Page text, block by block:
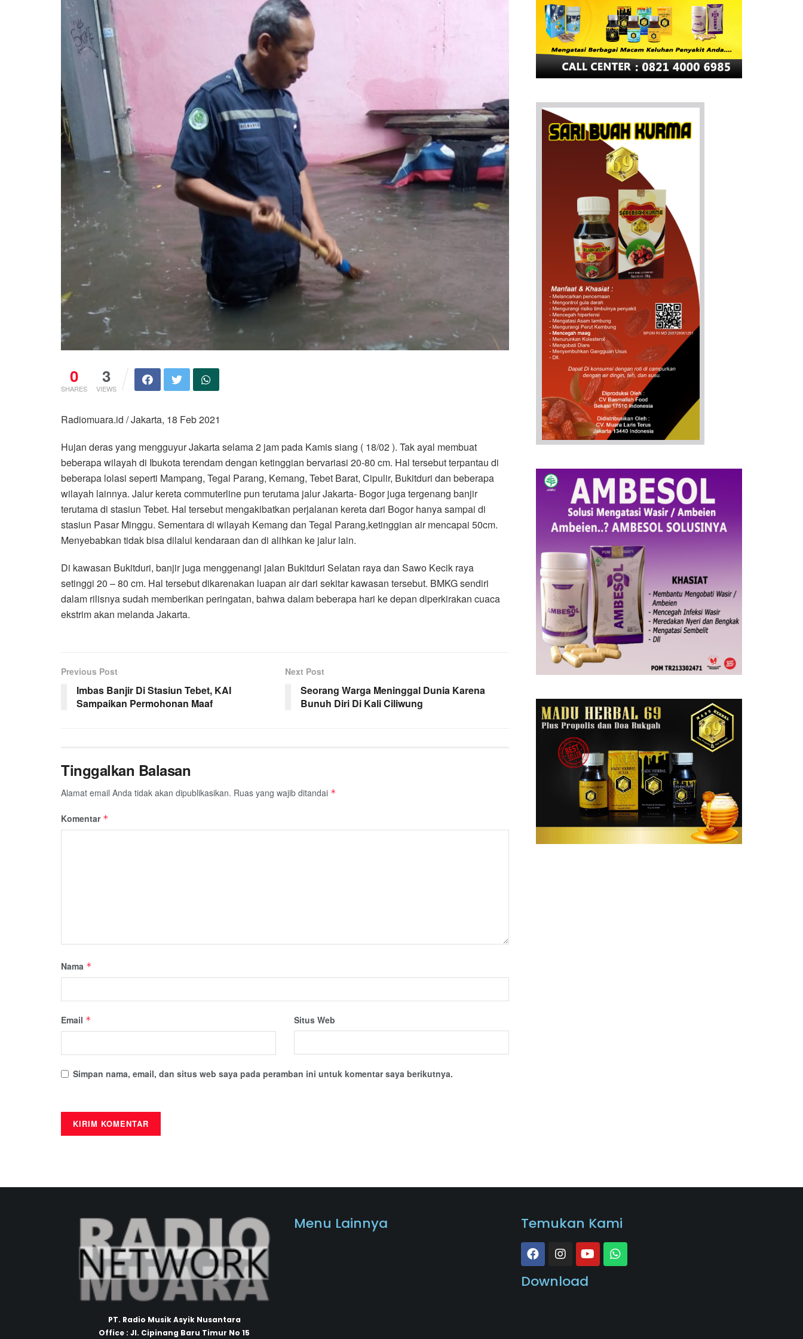
0
SHARES
3
VIEWS
Radiomuara.id / Jakarta, 18 Feb 2021
Hujan deras yang mengguyur Jakarta selama 2 jam pada Kamis siang ( 18/02 ). Tak ayal membuat
beberapa wilayah di Ibukota terendam dengan ketinggian bervariasi 20-80 cm. Hal tersebut terpantau di
beberapa lolasi seperti Mampang, Tegal Parang, Kemang, Tebet Barat, Cipulir, Bukitduri dan beberapa
wilayah lainnya. Jalur kereta commuterline pun terutama jalur Jakarta- Bogor juga tergenang banjir
terutama di stasiun Tebet. Hal tersebut mengakibatkan perjalanan kereta dari Bogor hanya sampai di
stasiun Pasar Minggu. Sementara di wilayah Kemang dan Tegal Parang,ketinggian air mencapai 50cm.
Menyebabkan tidak bisa dilalui kendaraan dan di alihkan ke jalur lain.
Di kawasan Bukitduri, banjir juga menggenangi jalan Bukitduri Selatan raya dan Sawo Kecik raya
setinggi 20 – 80 cm. Hal tersebut dikarenakan luapan air dari sekitar kawasan tersebut. BMKG sendiri
dalam rilisnya sudah memberikan peringatan, bahwa dalam beberapa hari ke depan diperkirakan cuaca
ekstrim akan melanda Jakarta.
Previous Post
Imbas Banjir Di Stasiun Tebet, KAI
Sampaikan Permohonan Maaf
Next Post
Seorang Warga Meninggal Dunia Karena
Bunuh Diri Di Kali Ciliwung
Tinggalkan Balasan
Alamat email Anda tidak akan dipublikasikan. Ruas yang wajib ditandai *
Komentar *
Nama *
Email * Situs Web
Simpan nama, email, dan situs web saya pada peramban ini untuk komentar saya berikutnya.
PT. Radio Musik Asyik Nusantara
Office : Jl. Cipinang Baru Timur No 15
Menu Lainnya Temukan Kami
Download